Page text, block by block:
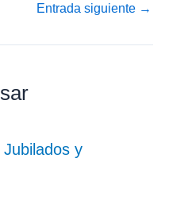
Entrada siguiente →
y